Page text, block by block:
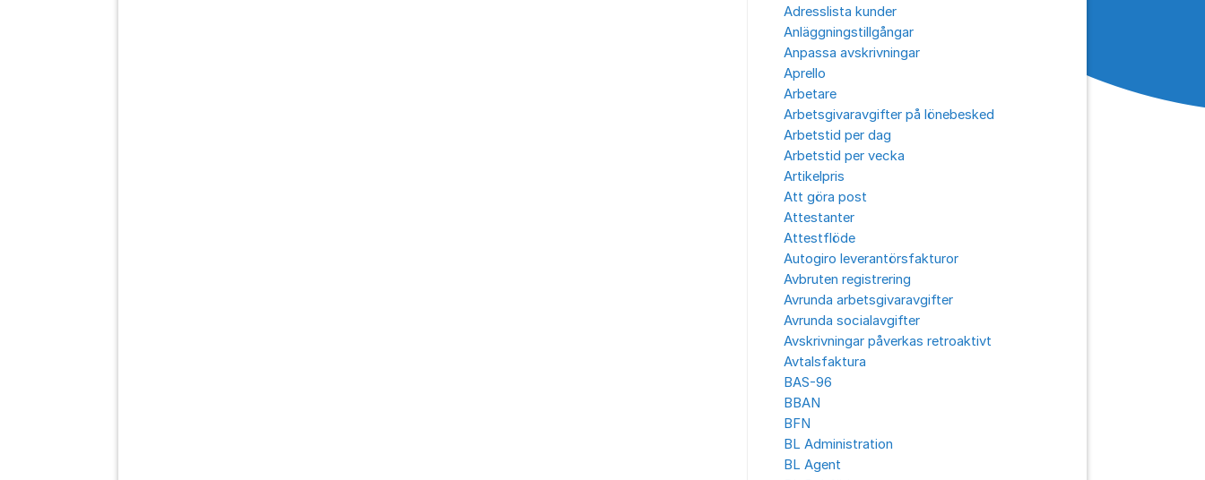
Adresslista kunder
Anläggningstillgångar
Anpassa avskrivningar
Aprello
Arbetare
Arbetsgivaravgifter på lönebesked
Arbetstid per dag
Arbetstid per vecka
Artikelpris
Att göra post
Attestanter
Attestflöde
Autogiro leverantörsfakturor
Avbruten registrering
Avrunda arbetsgivaravgifter
Avrunda socialavgifter
Avskrivningar påverkas retroaktivt
Avtalsfaktura
BAS-96
BBAN
BFN
BL Administration
BL Agent